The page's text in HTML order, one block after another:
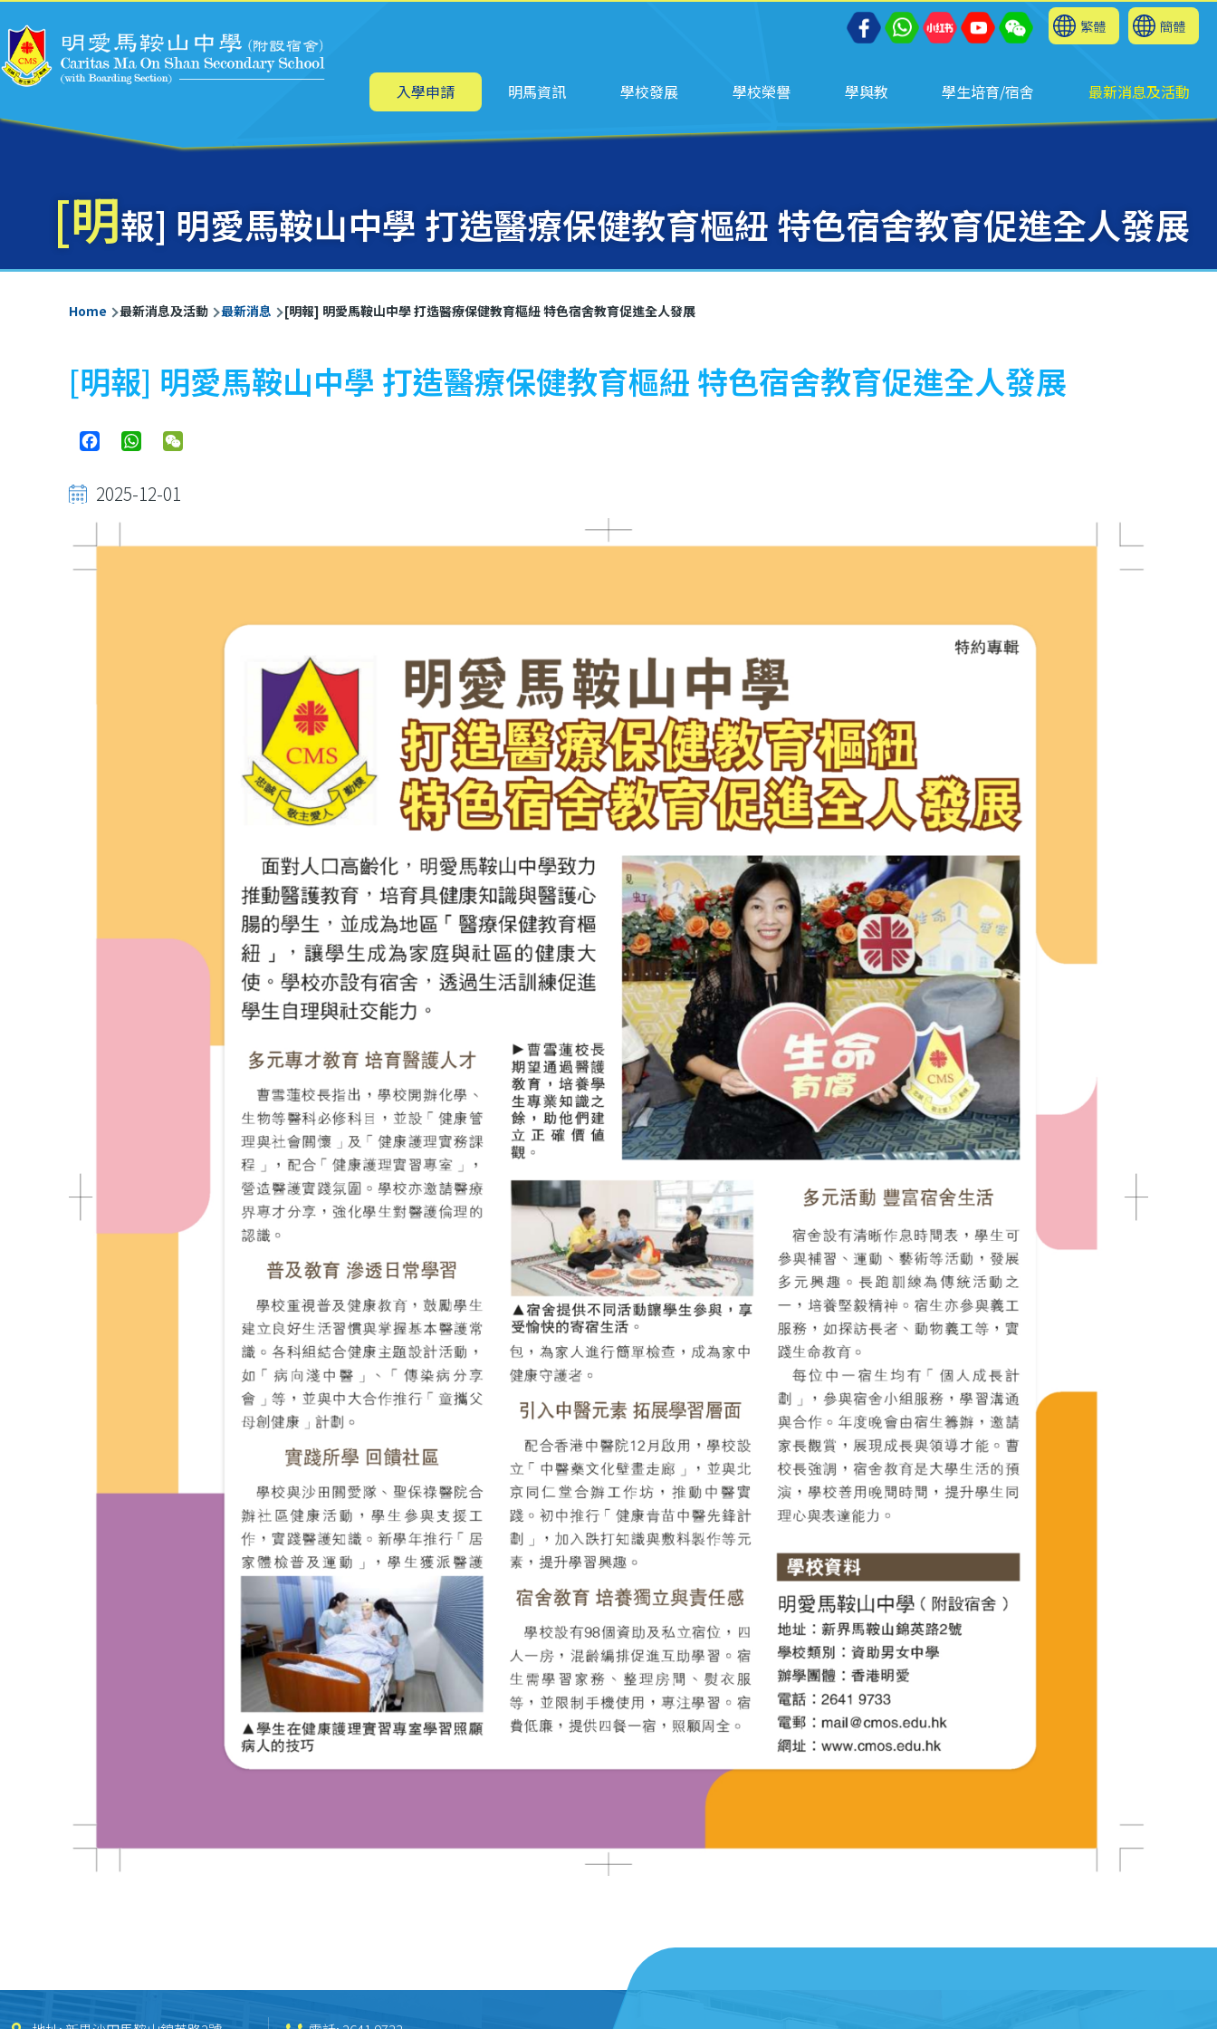
繁體 簡體
Main
入學申請 明馬資訊 學校發展 學校榮譽 學與教 學生培育/宿舍 最新消息及活動
[明報] 明愛馬鞍山中學 打造醫療保健教育樞紐 特色宿舍教育促進全人發展
Breadcrumb
Home 最新消息及活動 最新消息 [明報] 明愛馬鞍山中學 打造醫療保健教育樞紐 特色宿舍教育促進全人發展
[明報] 明愛馬鞍山中學 打造醫療保健教育樞紐 特色宿舍教育促進全人發展
FacebookWhatsApp
2025-12-01